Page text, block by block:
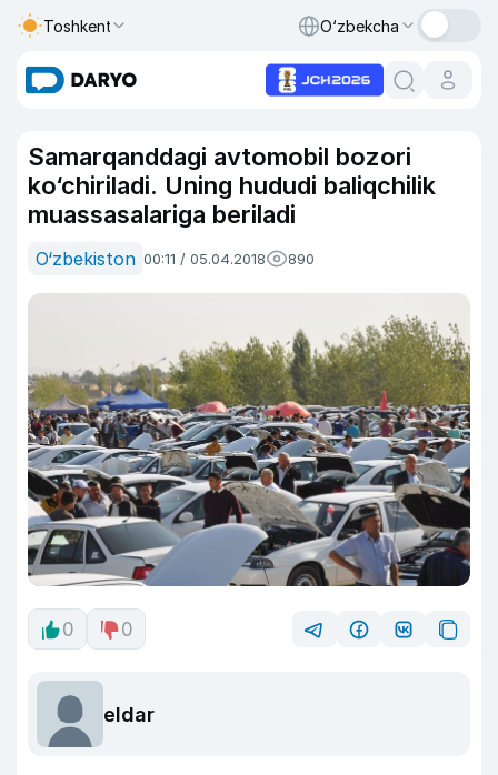
Toshkent O‘zbekcha
Samarqanddagi avtomobil bozori
ko‘chiriladi. Uning hududi baliqchilik
muassasalariga beriladi
O‘zbekiston 00:11 / 05.04.2018 890
0 0
eldar